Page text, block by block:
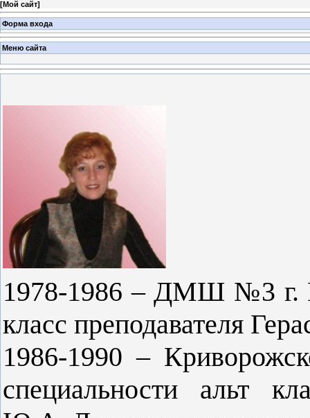
[Мой сайт]
Форма входа
Меню сайта
1978-1986 – ДМШ №3 г.
класс преподавателя
1986-1990 –
специальности альт